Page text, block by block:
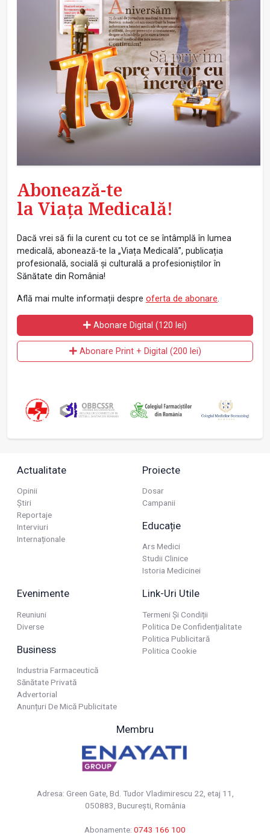
Abonează-te
la Viața Medicală!
Dacă vrei să fii la curent cu tot ce se întâmplă în lumea
medicală, abonează-te la „Viața Medicală”, publicația
profesională, socială și culturală a profesioniștilor în
Sănătate din România!
Află mai multe informații despre oferta de abonare.
Abonare Digital (120 lei)
Abonare Print + Digital (200 lei)
Actualitate
Opinii
Știri
Reportaje
Interviuri
Internaționale
Proiecte
Dosar
Campanii
Educație
Ars Medici
Studii Clinice
Istoria Medicinei
Evenimente
Reuniuni
Diverse
Business
Industria Farmaceutică
Sănătate Privată
Advertorial
Anunțuri De Mică Publicitate
Link-Uri Utile
Termeni Și Condiții
Politica De Confidențialitate
Politica Publicitară
Politica Cookie
Membru
Adresa: Green Gate, Bd. Tudor Vladimirescu 22, etaj 11,
050883, Bucureşti, România
Abonamente: 0743 166 100